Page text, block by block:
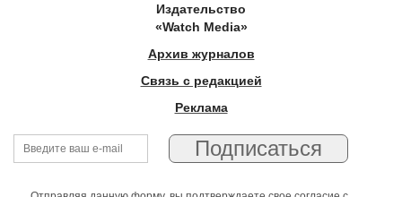
Издательство
«Watch Media»
Архив журналов
Связь с редакцией
Реклама